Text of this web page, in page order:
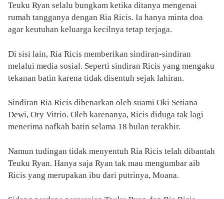
Teuku Ryan selalu bungkam ketika ditanya mengenai
rumah tangganya dengan Ria Ricis. Ia hanya minta doa
agar keutuhan keluarga kecilnya tetap terjaga.
Di sisi lain, Ria Ricis memberikan sindiran-sindiran
melalui media sosial. Seperti sindiran Ricis yang mengaku
tekanan batin karena tidak disentuh sejak lahiran.
Sindiran Ria Ricis dibenarkan oleh suami Oki Setiana
Dewi, Ory Vitrio. Oleh karenanya, Ricis diduga tak lagi
menerima nafkah batin selama 18 bulan terakhir.
Namun tudingan tidak menyentuh Ria Ricis telah dibantah
Teuku Ryan. Hanya saja Ryan tak mau mengumbar aib
Ricis yang merupakan ibu dari putrinya, Moana.